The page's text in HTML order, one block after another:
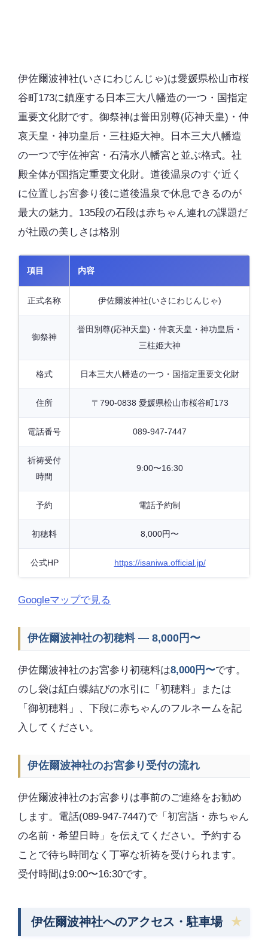
伊佐爾波神社(いさにわじんじゃ)は愛媛県松山市桜
谷町173に鎮座する日本三大八幡造の一つ・国指定
重要文化財です。御祭神は誉田別尊(応神天皇)・仲
哀天皇・神功皇后・三柱姫大神。日本三大八幡造
の一つで宇佐神宮・石清水八幡宮と並ぶ格式。社
殿全体が国指定重要文化財。道後温泉のすぐ近く
に位置しお宮参り後に道後温泉で休息できるのが
最大の魅力。135段の石段は赤ちゃん連れの課題だ
が社殿の美しさは格別
項目 内容
正式名称 伊佐爾波神社(いさにわじんじゃ)
御祭神
誉田別尊(応神天皇)・仲哀天皇・神功皇后・
三柱姫大神
格式 日本三大八幡造の一つ・国指定重要文化財
住所 〒790-0838 愛媛県松山市桜谷町173
電話番号 089-947-7447
祈祷受付
時間
9:00〜16:30
予約 電話予約制
初穂料 8,000円〜
公式HP https://isaniwa.official.jp/
Googleマップで見る
伊佐爾波神社の初穂料 — 8,000円〜
伊佐爾波神社のお宮参り初穂料は8,000円〜です。
のし袋は紅白蝶結びの水引に「初穂料」または
「御初穂料」、下段に赤ちゃんのフルネームを記
入してください。
伊佐爾波神社のお宮参り受付の流れ
伊佐爾波神社のお宮参りは事前のご連絡をお勧め
します。電話(089-947-7447)で「初宮詣・赤ちゃん
の名前・希望日時」を伝えてください。予約する
ことで待ち時間なく丁寧な祈祷を受けられます。
受付時間は9:00〜16:30です。
伊佐爾波神社へのアクセス・駐車場